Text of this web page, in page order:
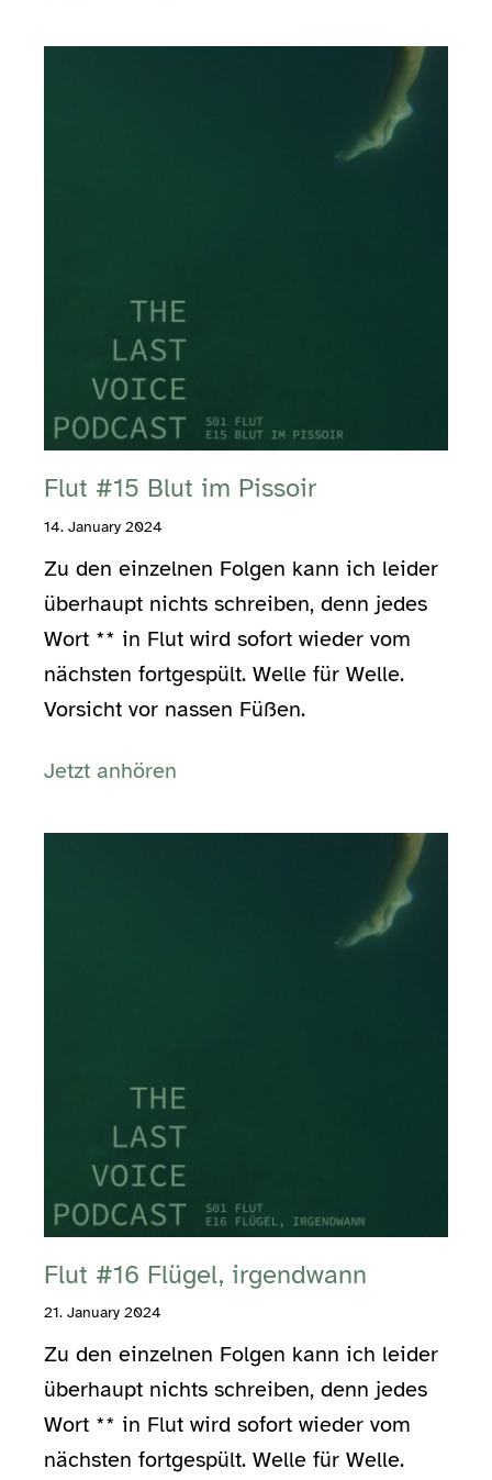
Flut #15 Blut im Pissoir
14. January 2024
Zu den einzelnen Folgen kann ich leider
überhaupt nichts schreiben, denn jedes
Wort ** in Flut wird sofort wieder vom
nächsten fortgespült. Welle für Welle.
Vorsicht vor nassen Füßen.
Jetzt anhören
Flut #16 Flügel, irgendwann
21. January 2024
Zu den einzelnen Folgen kann ich leider
überhaupt nichts schreiben, denn jedes
Wort ** in Flut wird sofort wieder vom
nächsten fortgespült. Welle für Welle.